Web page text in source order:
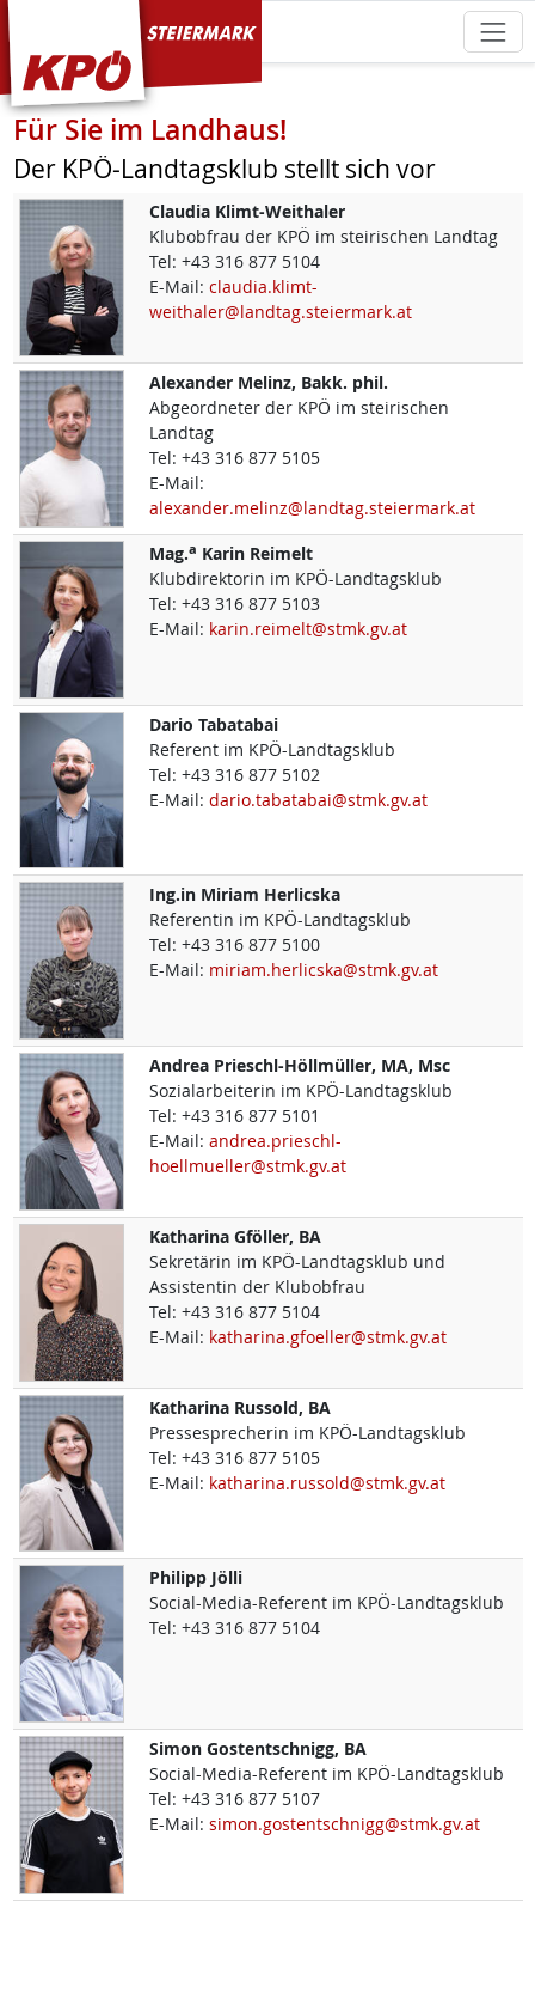
KPÖ Steiermark
Für Sie im Landhaus!
Der KPÖ-Landtagsklub stellt sich vor
Claudia Klimt-Weithaler
Klubobfrau der KPÖ im steirischen Landtag
Tel: +43 316 877 5104
E-Mail: claudia.klimt-
weithaler@landtag.steiermark.at
Alexander Melinz, Bakk. phil.
Abgeordneter der KPÖ im steirischen
Landtag
Tel: +43 316 877 5105
E-Mail:
alexander.melinz@landtag.steiermark.at
Mag.a Karin Reimelt
Klubdirektorin im KPÖ-Landtagsklub
Tel: +43 316 877 5103
E-Mail: karin.reimelt@stmk.gv.at
Dario Tabatabai
Referent im KPÖ-Landtagsklub
Tel: +43 316 877 5102
E-Mail: dario.tabatabai@stmk.gv.at
Ing.in Miriam Herlicska
Referentin im KPÖ-Landtagsklub
Tel: +43 316 877 5100
E-Mail: miriam.herlicska@stmk.gv.at
Andrea Prieschl-Höllmüller, MA, Msc
Sozialarbeiterin im KPÖ-Landtagsklub
Tel: +43 316 877 5101
E-Mail: andrea.prieschl-
hoellmueller@stmk.gv.at
Katharina Gföller, BA
Sekretärin im KPÖ-Landtagsklub und
Assistentin der Klubobfrau
Tel: +43 316 877 5104
E-Mail: katharina.gfoeller@stmk.gv.at
Katharina Russold, BA
Pressesprecherin im KPÖ-Landtagsklub
Tel: +43 316 877 5105
E-Mail: katharina.russold@stmk.gv.at
Philipp Jölli
Social-Media-Referent im KPÖ-Landtagsklub
Tel: +43 316 877 5104
Simon Gostentschnigg, BA
Social-Media-Referent im KPÖ-Landtagsklub
Tel: +43 316 877 5107
E-Mail: simon.gostentschnigg@stmk.gv.at